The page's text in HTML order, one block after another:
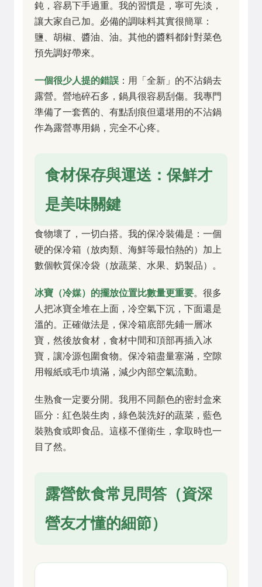
鈍，容易下手過重。我的習慣是，寧可先淡，
讓大家自己加。必備的調味料其實很簡單：
鹽、胡椒、醬油、油。其他的醬料都針對菜色
預先調好帶來。
一個很少人提的錯誤 ：用「全新」的不沾鍋去
露營。營地碎石多，鍋具很容易刮傷。我專門
準備了一套舊的、有點刮痕但還堪用的不沾鍋
作為露營專用鍋，完全不心疼。
食材保存與運送：保鮮才
是美味關鍵
食物壞了，一切白搭。我的保冷裝備是：一個
硬的保冷箱（放肉類、海鮮等最怕熱的）加上
數個軟質保冷袋（放蔬菜、水果、奶製品）。
冰寶（冷媒）的擺放位置比數量更重要。很多
人把冰寶全堆在上面，冷空氣下沉，下面還是
溫的。正確做法是，保冷箱底部先鋪一層冰
寶，然後放食材，食材中間和頂部再插入冰
寶，讓冷源包圍食物。保冷箱盡量塞滿，空隙
用報紙或毛巾填滿，減少內部空氣流動。
生熟食一定要分開。我用不同顏色的密封盒來
區分：紅色裝生肉，綠色裝洗好的蔬菜，藍色
裝熟食或即食品。這樣不僅衛生，拿取時也一
目了然。
露營飲食常見問答（資深
營友才懂的細節）